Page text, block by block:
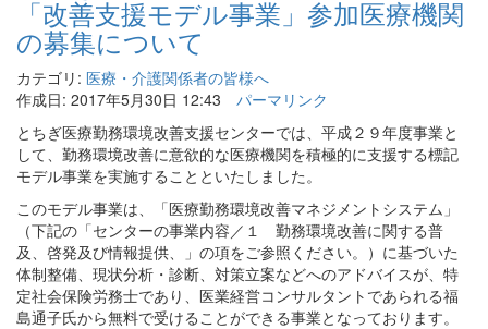
「改善支援モデル事業」参加医療機関
の募集について
カテゴリ: 医療・介護関係者の皆様へ
作成日: 2017年5月30日 12:43
パーマリンク
とちぎ医療勤務環境改善支援センターでは、平成２９年度事業と
して、勤務環境改善に意欲的な医療機関を積極的に支援する標記
モデル事業を実施することといたしました。
このモデル事業は、「医療勤務環境改善マネジメントシステム」
（下記の「センターの事業内容／１ 勤務環境改善に関する普
及、啓発及び情報提供、」の項をご参照ください。）に基づいた
体制整備、現状分析・診断、対策立案などへのアドバイスが、特
定社会保険労務士であり、医業経営コンサルタントであられる福
島通子氏から無料で受けることができる事業となっております。